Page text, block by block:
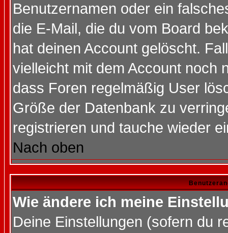
Benutzernamen oder ein
die E-Mail, die du vom Board
hat deinen Account gelöscht.
vielleicht mit dem Account noch
dass Foren regelmäßig User
Größe der Datenbank zu
registrieren und tauche wieder
Nach oben
Wie ändere ich meine
Deine Einstellungen (sofern du